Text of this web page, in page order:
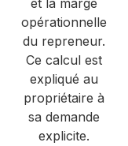
et la marge
opérationnelle
du repreneur.
Ce calcul est
expliqué au
propriétaire à
sa demande
explicite.